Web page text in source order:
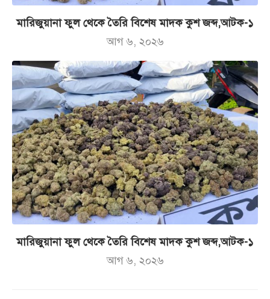
মারিজুয়ানা ফুল থেকে তৈরি বিশেষ মাদক কুশ জব্দ,আটক-১
আগ ৬, ২০২৬
মারিজুয়ানা ফুল থেকে তৈরি বিশেষ মাদক কুশ জব্দ,আটক-১
আগ ৬, ২০২৬